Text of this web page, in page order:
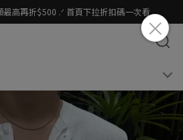
高再折$500 .ᐟ 首頁下拉折扣碼一次看